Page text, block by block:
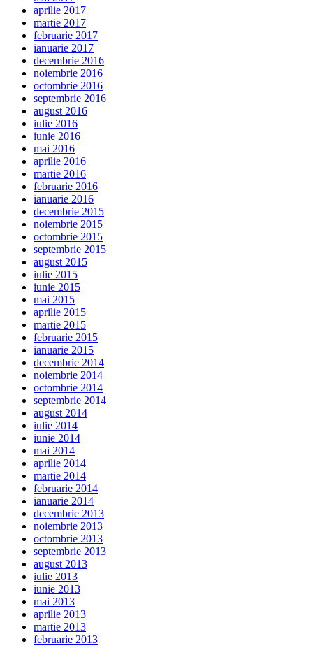
aprilie 2017
martie 2017
februarie 2017
ianuarie 2017
decembrie 2016
noiembrie 2016
octombrie 2016
septembrie 2016
august 2016
iulie 2016
iunie 2016
mai 2016
aprilie 2016
martie 2016
februarie 2016
ianuarie 2016
decembrie 2015
noiembrie 2015
octombrie 2015
septembrie 2015
august 2015
iulie 2015
iunie 2015
mai 2015
aprilie 2015
martie 2015
februarie 2015
ianuarie 2015
decembrie 2014
noiembrie 2014
octombrie 2014
septembrie 2014
august 2014
iulie 2014
iunie 2014
mai 2014
aprilie 2014
martie 2014
februarie 2014
ianuarie 2014
decembrie 2013
noiembrie 2013
octombrie 2013
septembrie 2013
august 2013
iulie 2013
iunie 2013
mai 2013
aprilie 2013
martie 2013
februarie 2013